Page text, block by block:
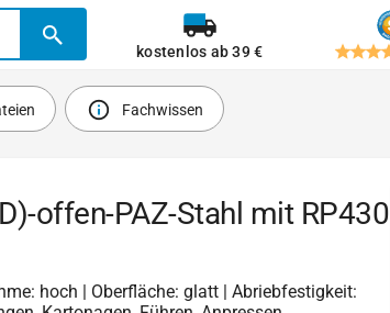
kostenlos ab 39 €
Fachwissen
offen-PAZ-Stahl mit RP430
hoch | Oberfläche: glatt | Abriebfestigkeit: